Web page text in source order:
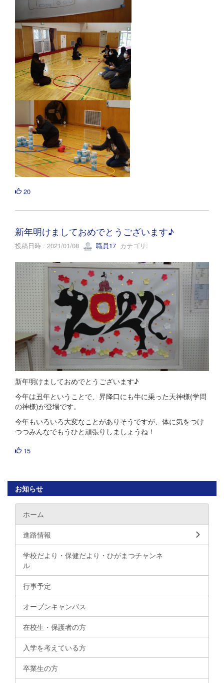
20
新年明けましておめでとうございます♪
投稿日時 : 2021/01/08 職員17 カテゴリ:
新年明けましておめでとうございます♪
今年は丑年ということで、昇降口にも牛に乗った天神様(学問
の神様)が登場です。
今年もいろいろ大変なことがありそうですが、体に気をつけ
つつみんなでもうひと頑張りしましょうね！
15
お知らせ
ホーム
進路情報
学校だより・保健だより・ひがまつチャンネ
ル
行事予定
オープンキャンパス
在校生・保護者の方
入学を考えている方
卒業生の方